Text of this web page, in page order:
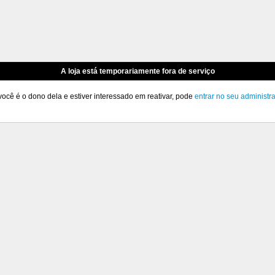
A loja está temporariamente fora de serviço
é o dono dela e estiver interessado em reativar, pode entrar no seu